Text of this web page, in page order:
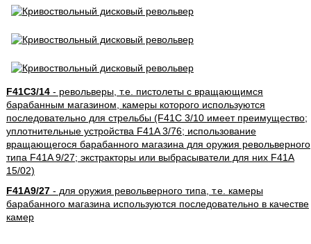
F41C3/14- револьверы, т.е. пистолеты с вращающимся
барабанным магазином, камеры которого используются
последовательно для стрельбы (F41C 3/10 имеет преимущество;
уплотнительные устройства F41A 3/76; использование
вращающегося барабанного магазина для оружия револьверного
типа F41A 9/27; экстракторы или выбрасыватели для них F41A
15/02)
F41A9/27- для оружия револьверного типа, т.е. камеры
барабанного магазина используются последовательно в качестве
камер